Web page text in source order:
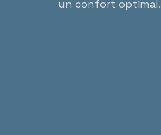
un confort optimal.